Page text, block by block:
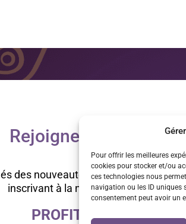
Pour offrir les meilleures
cookies pour stocker et/ou
ces technologies nous
navigation ou les ID uniques
consentement peut avoir un
Rejoignez-nous !
des nouveautés et des bons plans
inscrivant à la newsletter et…
PROFITEZ DE